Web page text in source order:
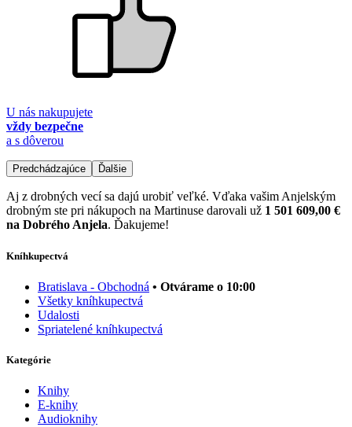
U nás nakupujete
vždy bezpečne
a s dôverou
Predchádzajúce Ďalšie
Aj z drobných vecí sa dajú urobiť veľké. Vďaka vašim Anjelským
drobným ste pri nákupoch na Martinuse darovali už 1 501 609,00 €
na Dobrého Anjela. Ďakujeme!
Kníhkupectvá
Bratislava - Obchodná • Otvárame o 10:00
Všetky kníhkupectvá
Udalosti
Spriatelené kníhkupectvá
Kategórie
Knihy
E-knihy
Audioknihy